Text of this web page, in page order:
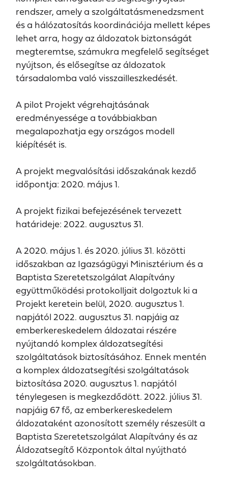
rendszer, amely a szolgáltatásmenedzsment
és a hálózatosítás koordinációja mellett képes
lehet arra, hogy az áldozatok biztonságát
megteremtse, számukra megfelelő segítséget
nyújtson, és elősegítse az áldozatok
társadalomba való visszailleszkedését.
A pilot Projekt végrehajtásának
eredményessége a továbbiakban
megalapozhatja egy országos modell
kiépítését is.
A projekt megvalósítási időszakának kezdő
időpontja: 2020. május 1.
A projekt fizikai befejezésének tervezett
határideje: 2022. augusztus 31.
A 2020. május 1. és 2020. július 31. közötti
időszakban az Igazságügyi Minisztérium és a
Baptista Szeretetszolgálat Alapítvány
együttműködési protokolljait dolgoztuk ki a
Projekt keretein belül, 2020. augusztus 1.
napjától 2022. augusztus 31. napjáig az
emberkereskedelem áldozatai részére
nyújtandó komplex áldozatsegítési
szolgáltatások biztosításához. Ennek mentén
a komplex áldozatsegítési szolgáltatások
biztosítása 2020. augusztus 1. napjától
ténylegesen is megkezdődött. 2022. július 31.
napjáig 67 fő, az emberkereskedelem
áldozataként azonosított személy részesült a
Baptista Szeretetszolgálat Alapítvány és az
Áldozatsegítő Központok által nyújtható
szolgáltatásokban.